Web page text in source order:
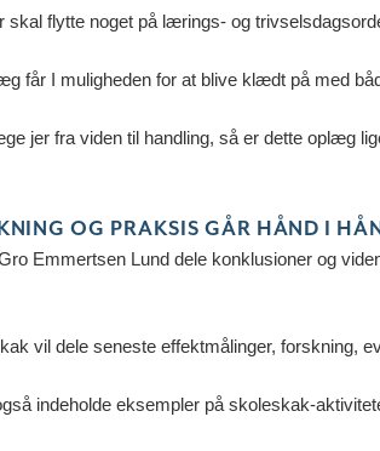
skal flytte noget på lærings- og
får I muligheden for at blive klædt på med
jer fra viden til handling, så er dette oplæg
OG PRAKSIS GÅR HÅND I
Emmertsen Lund dele konklusioner og
vil dele seneste effektmålinger, forskning,
indeholde eksempler på skoleskak-